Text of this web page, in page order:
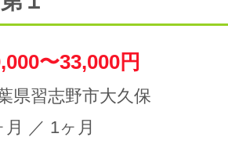
〜33,000円
県習志野市大久保
月 ／ 1ヶ月